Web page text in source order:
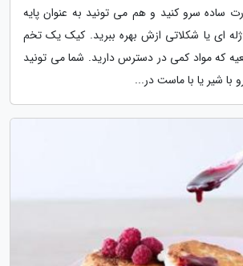
ساده سرو کنید و هم می تونید به عنوان پایه
ای یا شکلاتی ازش بهره ببرید. کیک یک تخم
که مواد کمی در دسترس دارید. شما می تونید
شیر یا با ماست در...